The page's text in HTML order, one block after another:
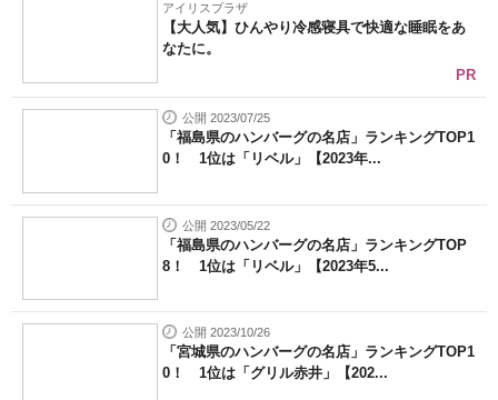
アイリスプラザ
【大人気】ひんやり冷感寝具で快適な睡眠をあ
なたに。
PR
公開 2023/07/25
「福島県のハンバーグの名店」ランキングTOP1
0！ 1位は「リベル」【2023年...
公開 2023/05/22
「福島県のハンバーグの名店」ランキングTOP
8！ 1位は「リベル」【2023年5...
公開 2023/10/26
「宮城県のハンバーグの名店」ランキングTOP1
0！ 1位は「グリル赤井」【202...